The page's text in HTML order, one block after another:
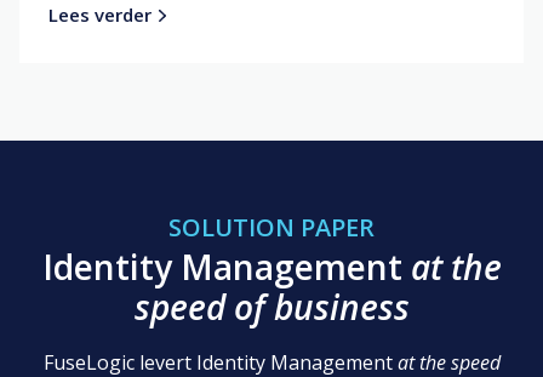
Lees verder
SOLUTION PAPER
Identity Management at the
speed of business
FuseLogic levert Identity Managementat the speed